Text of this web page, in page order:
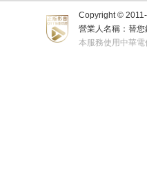
Copyright © 2011-
營業人名稱：替您
本服務使用中華